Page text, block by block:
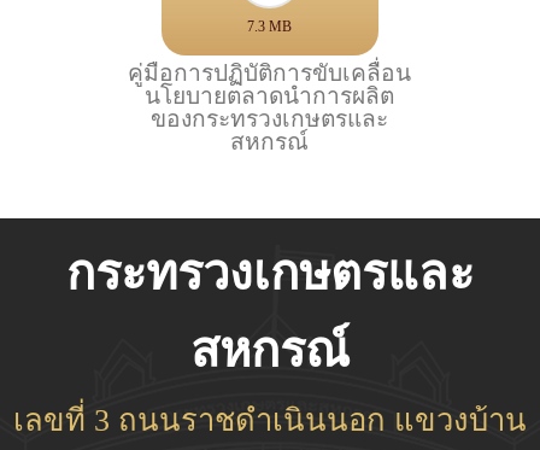
7.3 MB
คู่มือการปฏิบัติการขับเคลื่อน
นโยบายตลาดนำการผลิต
ของกระทรวงเกษตรและ
สหกรณ์
กระทรวงเกษตรและ
สหกรณ์
เลขที่ 3 ถนนราชดำเนินนอก แขวงบ้าน